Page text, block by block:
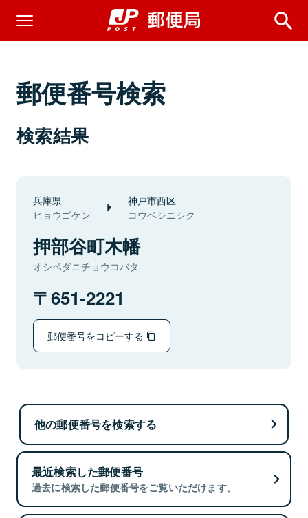
郵便番号検索
検索結果
兵庫県
ヒョウゴケン
神戸市西区
コウベシニシク
押部谷町木幡
オシベダニチョウコバタ
651-2221
郵便番号をコピーする
他の郵便番号を検索する
最近検索した郵便番号
過去に検索した郵便番号をご覧いただけます。